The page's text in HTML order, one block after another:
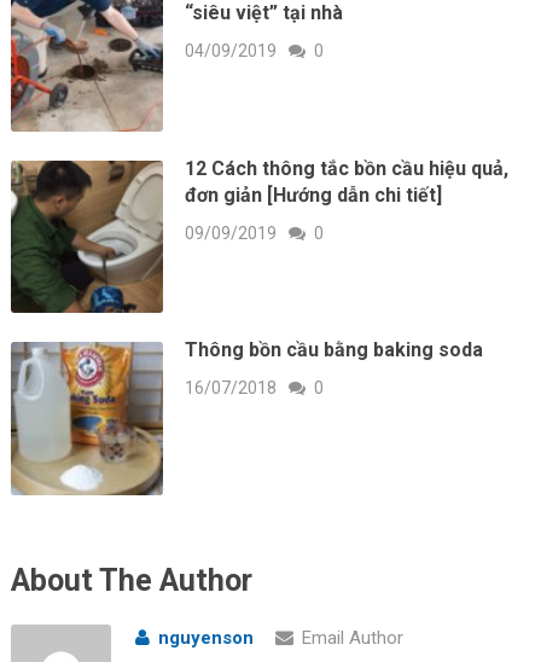
“siêu việt” tại nhà
04/09/2019 0
12 Cách thông tắc bồn cầu hiệu quả,
đơn giản [Hướng dẫn chi tiết]
09/09/2019 0
Thông bồn cầu bằng baking soda
16/07/2018 0
About The Author
nguyenson Email Author